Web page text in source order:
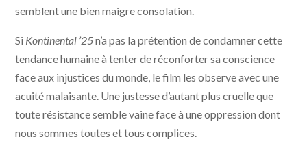
semblent une bien maigre consolation.
Si Kontinental ’25n’a pas la prétention de condamner cette
tendance humaine à tenter de réconforter sa conscience
face aux injustices du monde, le film les observe avec une
acuité malaisante. Une justesse d’autant plus cruelle que
toute résistance semble vaine face à une oppression dont
nous sommes toutes et tous complices.